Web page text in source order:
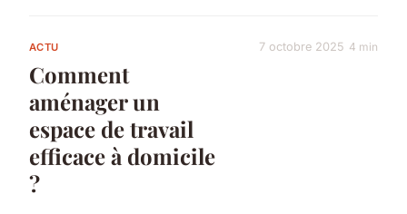
ACTU
Comment
aménager un
espace de travail
efficace à domicile
?
7 octobre 2025 4 min